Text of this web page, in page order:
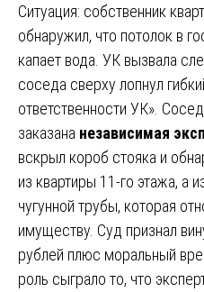
Ситуация: собственник
обнаружил, что потолок в
капает вода. УК вызвала
соседа сверху лопнул
ответственности УК».
заказана независимая
вскрыл короб стояка и
из квартиры 11-го этажа, а
чугунной трубы, которая
имуществу. Суд признал
рублей плюс моральный
роль сыграло то, что